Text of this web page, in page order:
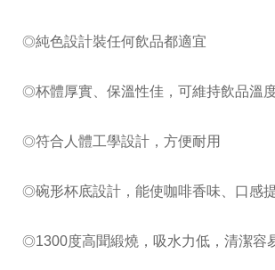
◎純色設計裝任何飲品都適宜
◎杯體厚實、保溫性佳，可維持飲品溫
◎符合人體工學設計，方便耐用
◎碗形杯底設計，能使咖啡香味、口感
◎1300度高聞緞燒，吸水力低，清潔容